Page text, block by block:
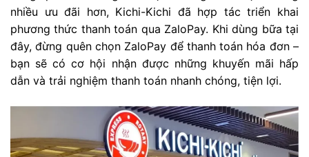
nhiều ưu đãi hơn, Kichi-Kichi đã hợp tác triển khai
phương thức thanh toán qua ZaloPay. Khi dùng bữa tại
đây, đừng quên chọn ZaloPay để thanh toán hóa đơn –
bạn sẽ có cơ hội nhận được những khuyến mãi hấp
dẫn và trải nghiệm thanh toán nhanh chóng, tiện lợi.